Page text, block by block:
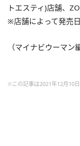
トエスティ)店舗、
※店舗によって発売
（マイナビウーマン
※この記事は2021年12月10